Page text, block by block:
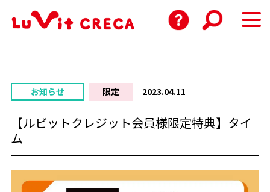
お知らせ 限定 2023.04.11
【ルビットクレジット会員様限定特典】タイ
ム